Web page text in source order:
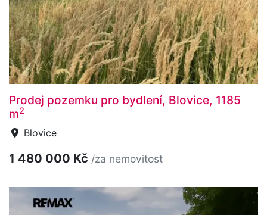
Prodej pozemku pro bydlení, Blovice, 1185
m2
Blovice
1 480 000 Kč /za nemovitost